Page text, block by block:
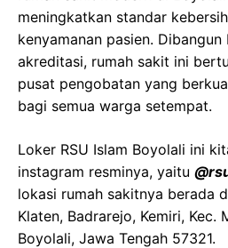
meningkatkan standar
kenyamanan pasien.
akreditasi, rumah sakit ini
pusat pengobatan yang
bagi semua warga setempat.
Loker RSU Islam Boyolali ini
instagram resminya, yaitu
lokasi rumah sakitnya berada
Klaten, Badrarejo, Kemiri, Kec.
Boyolali, Jawa Tengah 57321.